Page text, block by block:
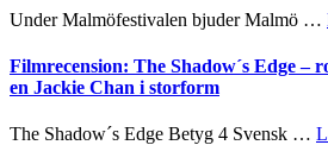
Under Malmöfestivalen bjuder Malmö …
Filmrecension: The Shadow´s Edge –
en Jackie Chan i storform
The Shadow´s Edge Betyg 4 Svensk …